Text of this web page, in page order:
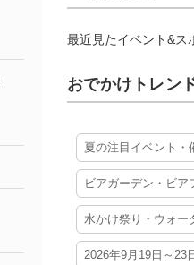
最近見たイベント&ス
おでかけトレン
夏の注目イベント・
ビアガーデン・ビア
水かけ祭り・ウォー
2026年9月19日～23